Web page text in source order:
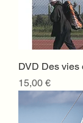
DVD Des vies
Prix
15,00 €